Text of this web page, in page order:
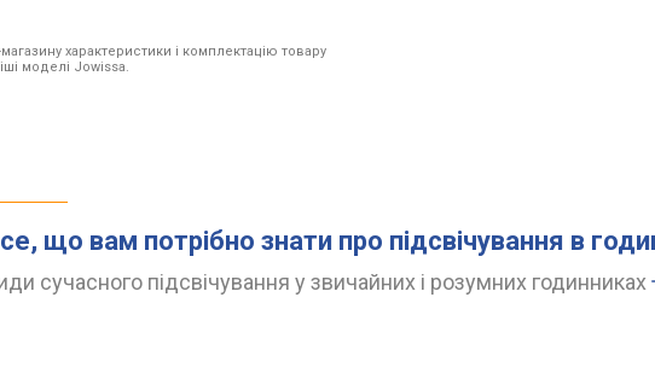
характеристики і комплектацію товару
моделі Jowissa.
що вам потрібно знати про підсвічування в
сучасного підсвічування у звичайних і розумних годинниках